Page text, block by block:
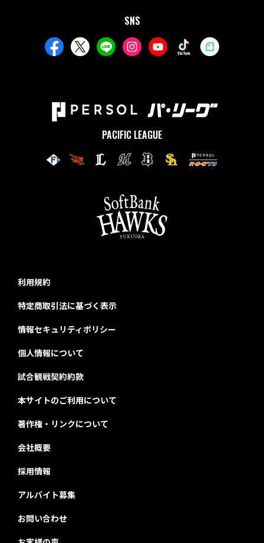
SNS
PACIFIC LEAGUE
利用規約
特定商取引法に基づく表示
情報セキュリティポリシー
個人情報について
試合観戦契約約款
本サイトのご利用について
著作権・リンクについて
会社概要
採用情報
アルバイト募集
お問い合わせ